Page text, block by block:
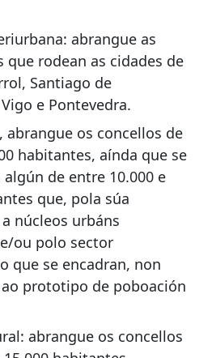
abrangue as
que rodean as cidades de
Santiago de
e Pontevedra.
abrangue os concellos de
habitantes, aínda que se
de entre 10.000 e
que, pola súa
núcleos urbáns
ou polo sector
que se encadran, non
prototipo de poboación
abrangue os concellos